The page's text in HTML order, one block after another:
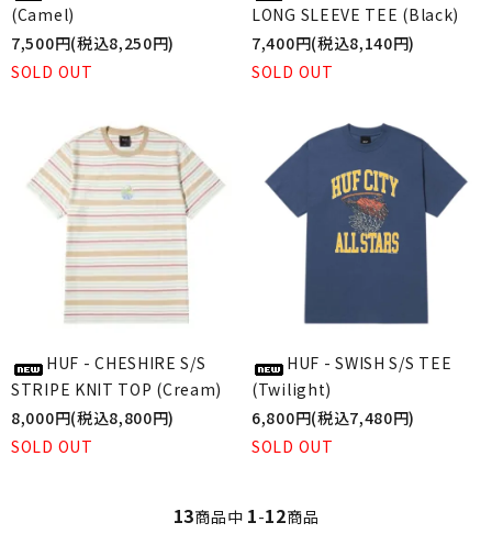
(Camel)
7,500円(税込8,250円)
SOLD OUT
LONG SLEEVE TEE (Black)
7,400円(税込8,140円)
SOLD OUT
HUF - CHESHIRE S/S
STRIPE KNIT TOP (Cream)
8,000円(税込8,800円)
SOLD OUT
HUF - SWISH S/S TEE
(Twilight)
6,800円(税込7,480円)
SOLD OUT
13商品中 1-12商品